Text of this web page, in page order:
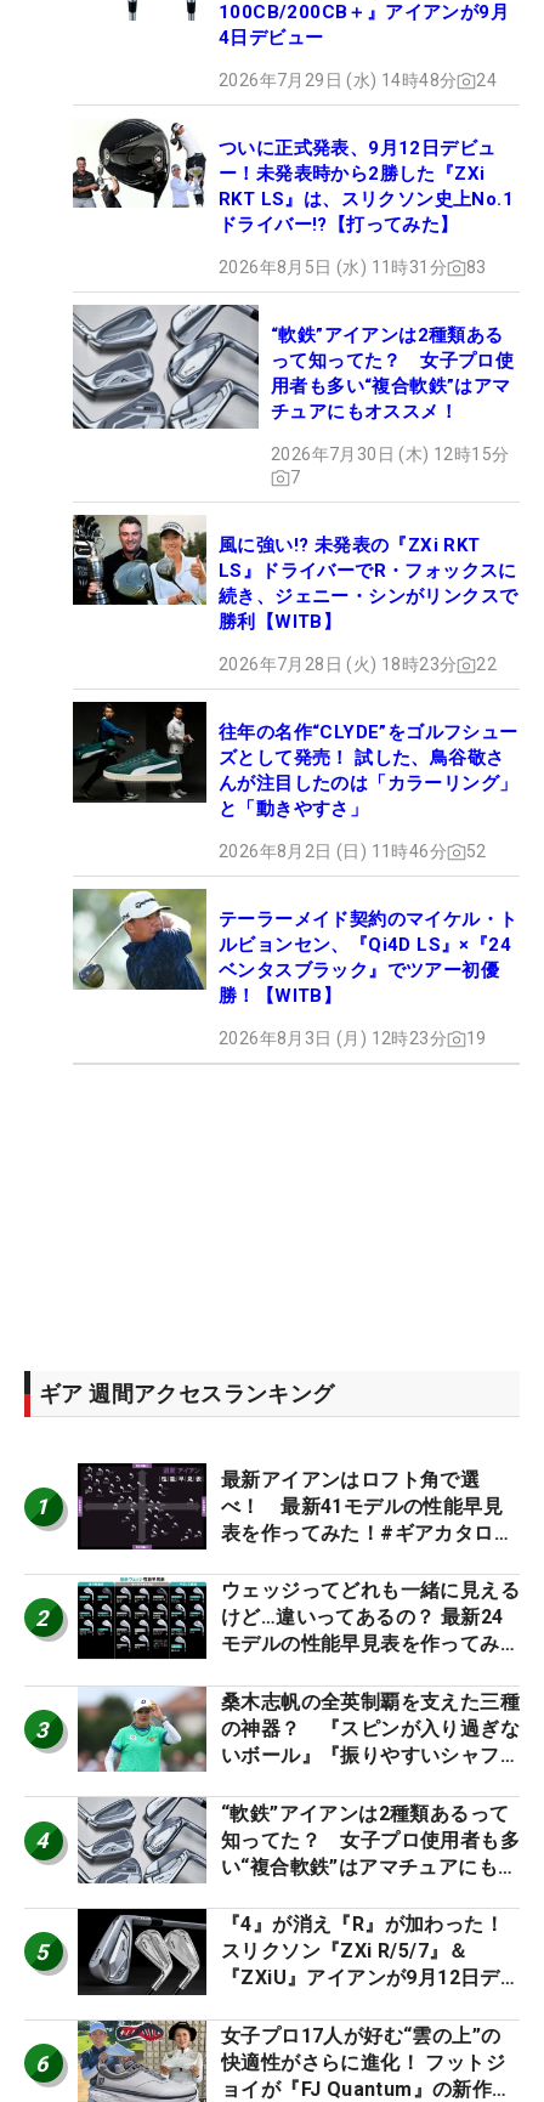
100CB/200CB＋』アイアンが9月
4日デビュー
2026年7月29日 (水) 14時48分 24
ついに正式発表、9月12日デビュ
ー！未発表時から2勝した『ZXi
RKT LS』は、スリクソン史上No.1
ドライバー!?【打ってみた】
2026年8月5日 (水) 11時31分 83
“軟鉄”アイアンは2種類ある
って知ってた？ 女子プロ使
用者も多い“複合軟鉄”はアマ
チュアにもオススメ！
2026年7月30日 (木) 12時15分
7
風に強い!? 未発表の『ZXi RKT
LS』ドライバーでR・フォックスに
続き、ジェニー・シンがリンクスで
勝利【WITB】
2026年7月28日 (火) 18時23分 22
往年の名作“CLYDE”をゴルフシュー
ズとして発売！ 試した、鳥谷敬さ
んが注目したのは「カラーリング」
と「動きやすさ」
2026年8月2日 (日) 11時46分 52
テーラーメイド契約のマイケル・ト
ルビョンセン、『Qi4D LS』×『24
ベンタスブラック』でツアー初優
勝！【WITB】
2026年8月3日 (月) 12時23分 19
ギア 週間アクセスランキング
1
最新アイアンはロフト角で選
べ！ 最新41モデルの性能早見
表を作ってみた！#ギアカタログ
2
ウェッジってどれも一緒に見える
けど…違いってあるの？ 最新24
モデルの性能早見表を作ってみ
3
桑木志帆の全英制覇を支えた三種
の神器？ 『スピンが入り過ぎな
いボール』『振りやすいシャフ
ー』 #女子プロセッティング
4
“軟鉄”アイアンは2種類あるって
知ってた？ 女子プロ使用者も多
い“複合軟鉄”はアマチュアにもオ
5
『4』が消え『R』が加わった！
スリクソン『ZXi R/5/7』＆
『ZXiU』アイアンが9月12日デ
6
女子プロ17人が好む“雲の上”の
快適性がさらに進化！ フットジ
ョイが『FJ Quantum』の新作を